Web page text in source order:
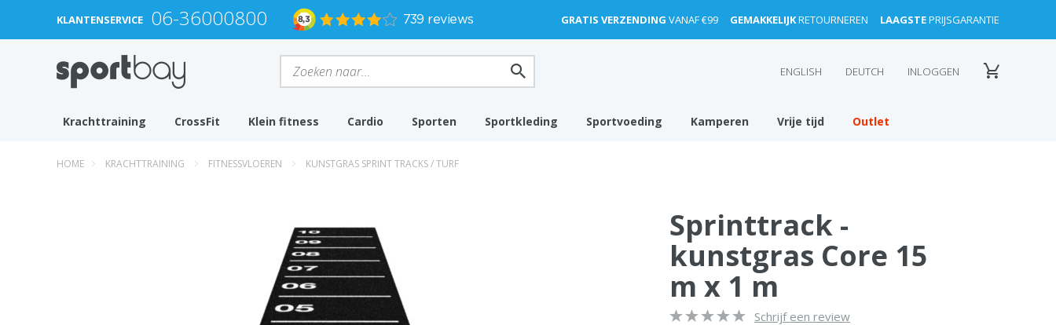
KLANTENSERVICE 06-36000800 GRATIS VERZENDING VANAF €99 GEMAKKELIJKRETOURNEREN LAAGSTEPRIJSGARANTIE
ENGLISH DEUTCH INLOGGEN
Krachttraining CrossFit Klein fitness Cardio Sporten Sportkleding Sportvoeding Kamperen Vrije tijd Outlet
HOME KRACHTTRAINING FITNESSVLOEREN KUNSTGRAS SPRINT TRACKS / TURF
Sprinttrack -
kunstgras Core 15
m x 1 m
Schrijf een review